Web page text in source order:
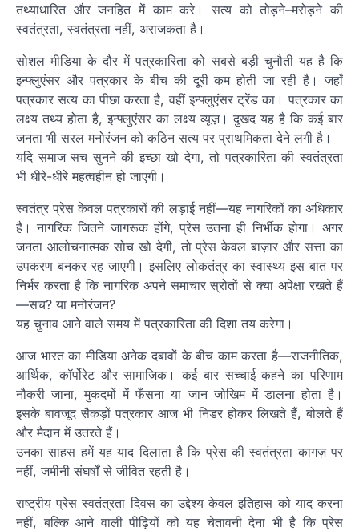
तथ्याधारित और जनहित में काम करे। सत्य को तोड़ने–मरोड़ने की
स्वतंत्रता, स्वतंत्रता नहीं, अराजकता है।
सोशल मीडिया के दौर में पत्रकारिता को सबसे बड़ी चुनौती यह है कि
इन्फ्लुएंसर और पत्रकार के बीच की दूरी कम होती जा रही है। जहाँ
पत्रकार सत्य का पीछा करता है, वहीं इन्फ्लुएंसर ट्रेंड का। पत्रकार का
लक्ष्य तथ्य होता है, इन्फ्लुएंसर का लक्ष्य व्यूज़। दुखद यह है कि कई बार
जनता भी सरल मनोरंजन को कठिन सत्य पर प्राथमिकता देने लगी है।
यदि समाज सच सुनने की इच्छा खो देगा, तो पत्रकारिता की स्वतंत्रता
भी धीरे-धीरे महत्वहीन हो जाएगी।
स्वतंत्र प्रेस केवल पत्रकारों की लड़ाई नहीं—यह नागरिकों का अधिकार
है। नागरिक जितने जागरूक होंगे, प्रेस उतना ही निर्भीक होगा। अगर
जनता आलोचनात्मक सोच खो देगी, तो प्रेस केवल बाज़ार और सत्ता का
उपकरण बनकर रह जाएगी। इसलिए लोकतंत्र का स्वास्थ्य इस बात पर
निर्भर करता है कि नागरिक अपने समाचार स्रोतों से क्या अपेक्षा रखते हैं
—सच? या मनोरंजन?
यह चुनाव आने वाले समय में पत्रकारिता की दिशा तय करेगा।
आज भारत का मीडिया अनेक दबावों के बीच काम करता है—राजनीतिक,
आर्थिक, कॉर्पोरेट और सामाजिक। कई बार सच्चाई कहने का परिणाम
नौकरी जाना, मुकदमों में फँसना या जान जोखिम में डालना होता है।
इसके बावजूद सैकड़ों पत्रकार आज भी निडर होकर लिखते हैं, बोलते हैं
और मैदान में उतरते हैं।
उनका साहस हमें यह याद दिलाता है कि प्रेस की स्वतंत्रता कागज़ पर
नहीं, जमीनी संघर्षों से जीवित रहती है।
राष्ट्रीय प्रेस स्वतंत्रता दिवस का उद्देश्य केवल इतिहास को याद करना
नहीं, बल्कि आने वाली पीढ़ियों को यह चेतावनी देना भी है कि प्रेस